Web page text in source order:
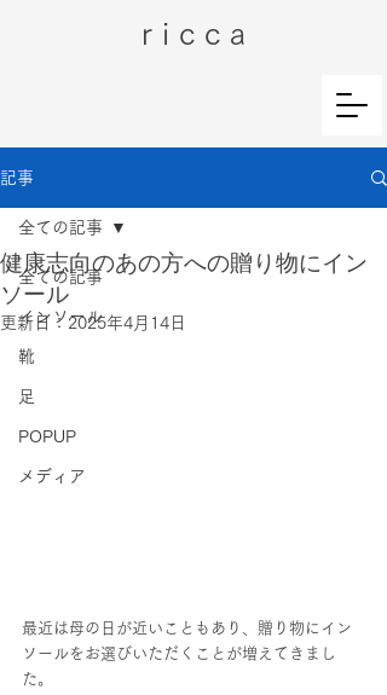
r i c c a
記事
全ての記事
インソール
靴
足
POPUP
メディア
全ての記事
健康志向のあの方への贈り物にイン
ソール
更新日： 2025年4月14日
最近は母の日が近いこともあり、贈り物にイン
ソールをお選びいただくことが増えてきまし
た。